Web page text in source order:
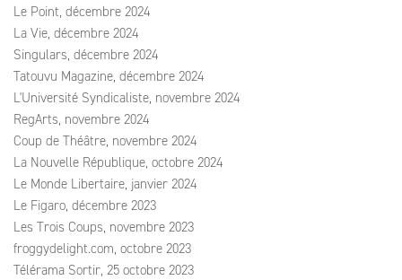
Le Point, décembre 2024
La Vie, décembre 2024
Singulars, décembre 2024
Tatouvu Magazine, décembre 2024
L'Université Syndicaliste, novembre 2024
RegArts, novembre 2024
Coup de Théâtre, novembre 2024
La Nouvelle République, octobre 2024
Le Monde Libertaire, janvier 2024
Le Figaro, décembre 2023
Les Trois Coups, novembre 2023
froggydelight.com, octobre 2023
Télérama Sortir, 25 octobre 2023